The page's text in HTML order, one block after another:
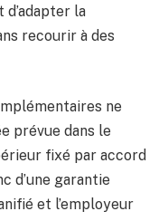
la
recourir à des
ne
prévue dans le
fixé par accord
d’une garantie
et l’employeur